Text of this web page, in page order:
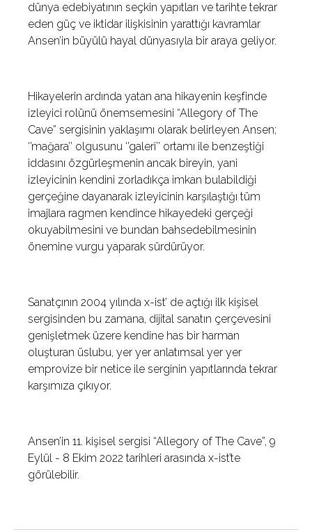
dünya edebiyatının seçkin yapıtları ve tarihte tekrar
eden güç ve iktidar ilişkisinin yarattığı kavramlar
Ansen’in büyülü hayal dünyasıyla bir araya geliyor.
Hikayelerin ardında yatan ana hikayenin keşfinde
izleyici rolünü önemsemesini “Allegory of The
Cave” sergisinin yaklaşımı olarak belirleyen Ansen;
‘’mağara’’ olgusunu ‘’galeri’’ ortamı ile benzeştiği
iddasını özgürleşmenin ancak bireyin, yani
izleyicinin kendini zorladıkça imkan bulabildiği
gerçeğine dayanarak izleyicinin karşılaştığı tüm
imajlara ragmen kendince hikayedeki gerçeği
okuyabilmesini ve bundan bahsedebilmesinin
önemine vurgu yaparak sürdürüyor.
Sanatçının 2004 yılında x-ist’ de açtığı ilk kişisel
sergisinden bu zamana, dijital sanatın çerçevesini
genişletmek üzere kendine has bir harman
oluşturan üslubu, yer yer anlatımsal yer yer
emprovize bir netice ile serginin yapıtlarında tekrar
karşımıza çıkıyor.
Ansen’in 11. kişisel sergisi “Allegory of The Cave”, 9
Eylül - 8 Ekim 2022 tarihleri arasında x-ist’te
görülebilir.